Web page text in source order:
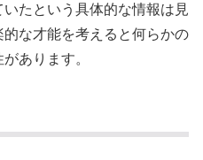
たという具体的な情報は見
な才能を考えると何らかの
あります。